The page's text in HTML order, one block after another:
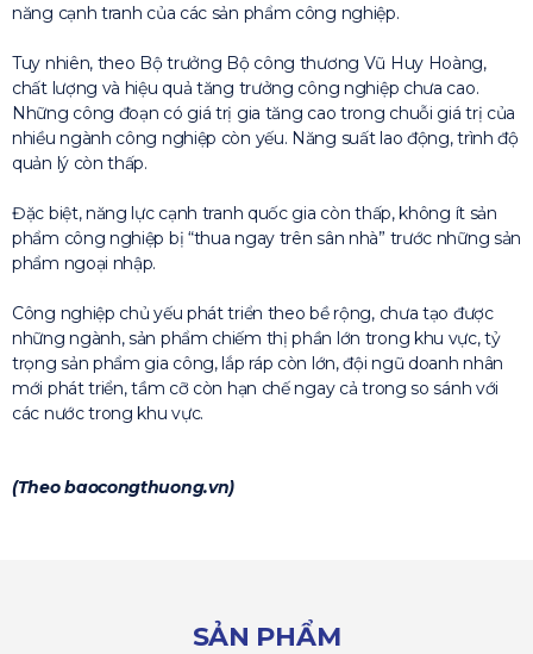
năng cạnh tranh của các sản phẩm công nghiệp.
Tuy nhiên, theo Bộ trưởng Bộ công thương Vũ Huy Hoàng,
chất lượng và hiệu quả tăng trưởng công nghiệp chưa cao.
Những công đoạn có giá trị gia tăng cao trong chuỗi giá trị của
nhiều ngành công nghiệp còn yếu. Năng suất lao động, trình độ
quản lý còn thấp.
Đặc biệt, năng lực cạnh tranh quốc gia còn thấp, không ít sản
phẩm công nghiệp bị “thua ngay trên sân nhà” trước những sản
phẩm ngoại nhập.
Công nghiệp chủ yếu phát triển theo bề rộng, chưa tạo được
những ngành, sản phẩm chiếm thị phần lớn trong khu vực, tỷ
trọng sản phẩm gia công, lắp ráp còn lớn, đội ngũ doanh nhân
mới phát triển, tầm cỡ còn hạn chế ngay cả trong so sánh với
các nước trong khu vực.
(Theo baocongthuong.vn)
SẢN PHẨM